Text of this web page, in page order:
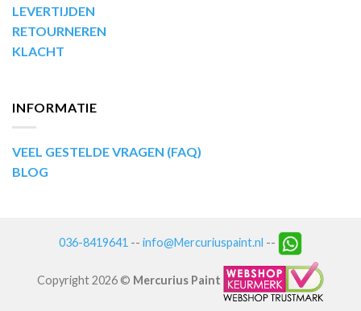
LEVERTIJDEN
RETOURNEREN
KLACHT
INFORMATIE
VEEL GESTELDE VRAGEN (FAQ)
BLOG
036-8419641 -- info@Mercuriuspaint.nl --
Copyright 2026 © Mercurius Paint